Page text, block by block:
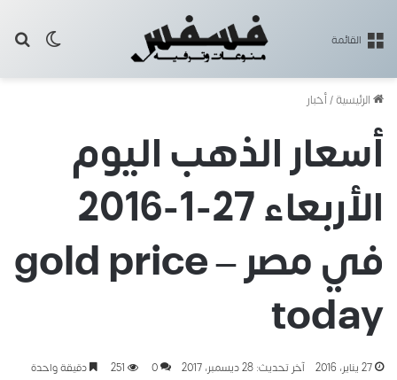
القائمة
الرئيسية/أخبار
أسعار الذهب اليوم
الأربعاء 27-1-2016
في مصر – gold price
today
27 يناير، 2016 آخر تحديث: 28 ديسمبر، 2017 0
251 دقيقة واحدة